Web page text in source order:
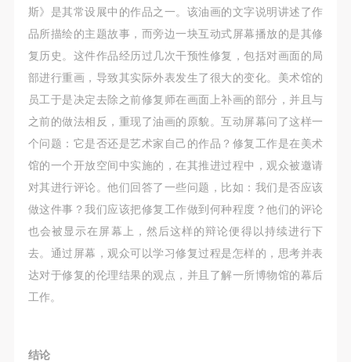
斯》是其常设展中的作品之一。该油画的文字说明讲述了作
品所描绘的主题故事，而旁边一块互动式屏幕播放的是其修
复历史。这件作品经历过几次干预性修复，包括对画面的局
部进行重画，导致其实际外表发生了很大的变化。美术馆的
员工于是决定去除之前修复师在画面上补画的部分，并且与
之前的做法相反，重现了油画的原貌。互动屏幕问了这样一
个问题：它是否还是艺术家自己的作品？修复工作是在美术
馆的一个开放空间中实施的，在其推进过程中，观众被邀请
对其进行评论。他们回答了一些问题，比如：我们是否应该
做这件事？我们应该把修复工作做到何种程度？他们的评论
也会被显示在屏幕上，然后这样的辩论便得以持续进行下
去。通过屏幕，观众可以学习修复过程是怎样的，思考并表
达对于修复的伦理结果的观点，并且了解一所博物馆的幕后
工作。
结论